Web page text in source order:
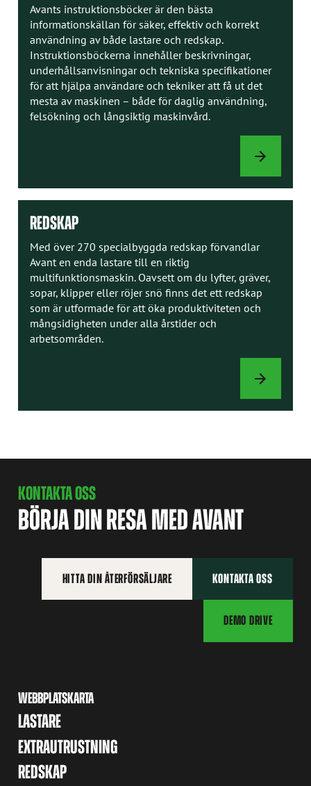
Avants instruktionsböcker är den bästa
informationskällan för säker, effektiv och korrekt
användning av både lastare och redskap.
Instruktionsböckerna innehåller beskrivningar,
underhållsanvisningar och tekniska specifikationer
för att hjälpa användare och tekniker att få ut det
mesta av maskinen – både för daglig användning,
felsökning och långsiktig maskinvård.
REDSKAP
Med över 270 specialbyggda redskap förvandlar
Avant en enda lastare till en riktig
multifunktionsmaskin. Oavsett om du lyfter, gräver,
sopar, klipper eller röjer snö finns det ett redskap
som är utformade för att öka produktiviteten och
mångsidigheten under alla årstider och
arbetsområden.
REDSKAP
KONTAKTA OSS
BÖRJA DIN RESA MED AVANT
HITTA DIN ÅTERFÖRSÄLJARE KONTAKTA OSS
DEMO DRIVE
WEBBPLATSKARTA
LASTARE
EXTRAUTRUSTNING
REDSKAP